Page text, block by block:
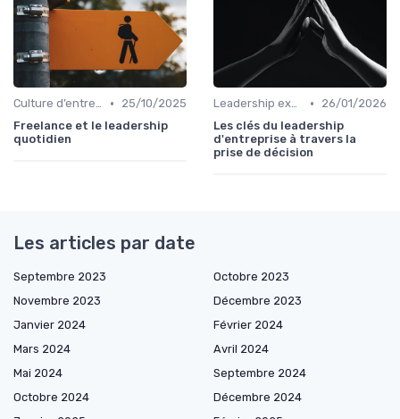
Culture d’entreprise & alignement •
25/10/2025
Freelance et le leadership
quotidien
Leadership exécutif & prise de décision •
26/01/2026
Les clés du leadership
d'entreprise à travers la
prise de décision
Les articles par date
Septembre 2023
Octobre 2023
Novembre 2023
Décembre 2023
Janvier 2024
Février 2024
Mars 2024
Avril 2024
Mai 2024
Septembre 2024
Octobre 2024
Décembre 2024